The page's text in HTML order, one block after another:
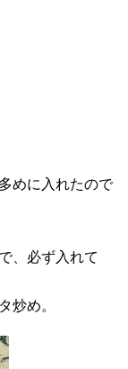
めに入れたので
、必ず入れて
炒め。